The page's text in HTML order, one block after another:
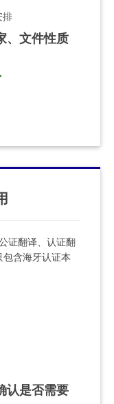
排
、文件性质
证翻译、认证翻
含海牙认证本
认是否需要